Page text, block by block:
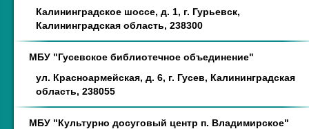
Калининградское шоссе, д. 1, г. Гурьевск,
Калининградская область, 238300
МБУ "Гусевское библиотечное объединение"
ул. Красноармейская, д. 6, г. Гусев, Калининградская
область, 238055
МБУ "Культурно досуговый центр п. Владимирское"